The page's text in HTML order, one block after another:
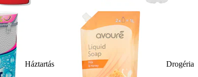
Háztartás Drogéria